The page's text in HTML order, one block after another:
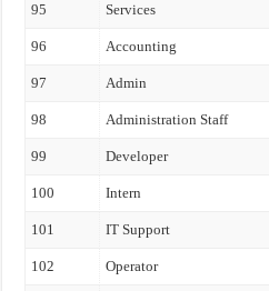
95 Services
96 Accounting
97 Admin
98 Administration Staff
99 Developer
100 Intern
101 IT Support
102 Operator